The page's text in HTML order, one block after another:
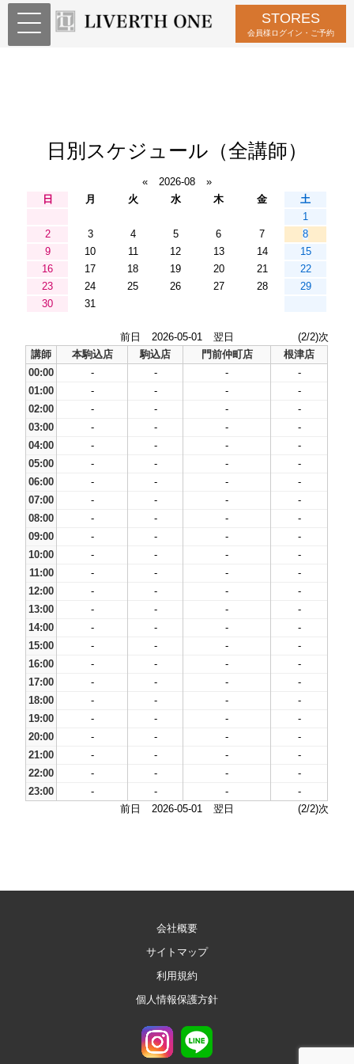
STORES
会員様ログイン・ご予約
日別スケジュール（全講師）
« 2026-08
»
日
月 火 水 木 金
土
1
2
3 4 5 6 7
8
9
10 11 12 13 14
15
16
17 18 19 20 21
22
23
24 25 26 27 28
29
30
31
前日 2026-05-01 翌日
(2/2)次
講師
本駒込店 駒込店 門前仲町店
根津店
00:00
- - -
-
01:00
- - -
-
02:00
- - -
-
03:00
- - -
-
04:00
- - -
-
05:00
- - -
-
06:00
- - -
-
07:00
- - -
-
08:00
- - -
-
09:00
- - -
-
10:00
- - -
-
11:00
- - -
-
12:00
- - -
-
13:00
- - -
-
14:00
- - -
-
15:00
- - -
-
16:00
- - -
-
17:00
- - -
-
18:00
- - -
-
19:00
- - -
-
20:00
- - -
-
21:00
- - -
-
22:00
- - -
-
23:00
- - -
-
前日
2026-05-01 翌日 (2/2)次
会社概要
サイトマップ
利用規約
個人情報保護方針